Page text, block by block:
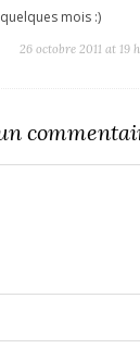
quelques mois :)
26 octobre 2011 at 19